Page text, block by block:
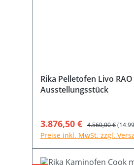
Rika Pelletofen Livo RAO
Ausstellungsstück
Verkaufspreis:
3.876,50 € Regulärer Preis:
4.560,00 €
Preise inkl. MwSt. zzgl.